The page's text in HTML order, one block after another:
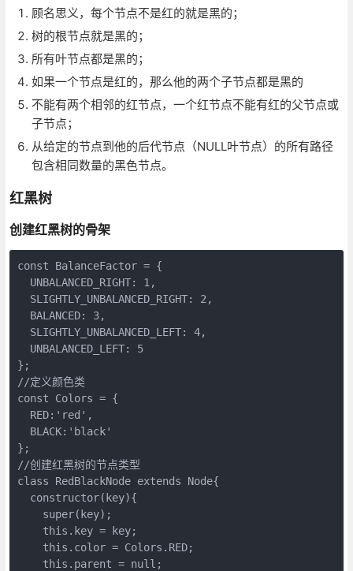
顾名思义，每个节点不是红的就是黑的；
树的根节点就是黑的；
所有叶节点都是黑的；
如果一个节点是红的，那么他的两个子节点都是黑的
不能有两个相邻的红节点，一个红节点不能有红的父节点或
子节点；
从给定的节点到他的后代节点（NULL叶节点）的所有路径
包含相同数量的黑色节点。
红黑树
创建红黑树的骨架
const BalanceFactor = {
  UNBALANCED_RIGHT: 1,
  SLIGHTLY_UNBALANCED_RIGHT: 2,
  BALANCED: 3,
  SLIGHTLY_UNBALANCED_LEFT: 4,
  UNBALANCED_LEFT: 5
};
//定义颜色类
const Colors = {
  RED:'red',
  BLACK:'black'
};
//创建红黑树的节点类型
class RedBlackNode extends Node{
  constructor(key){
    super(key);
    this.key = key;
    this.color = Colors.RED;
    this.parent = null;